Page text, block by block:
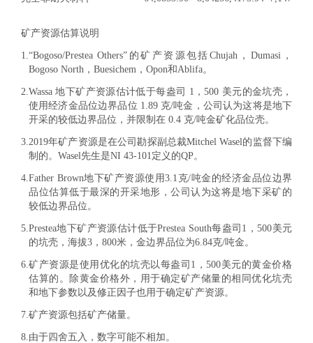
矿产资源估算说明
1. “Bogoso/Prestea Others”的矿产资源包括Chujah，Dumasi，
Bogoso North，Buesichem，Opon和Ablifa。
2. Wassa 地下矿产资源估计低于每盎司 1，500 美元的金坑壳，
使用经济金品位边界品位 1.89 克/吨金，公司认为这将是地下
开采的较低边界品位，并限制在 0.4 克/吨金矿化品位壳。
3. 2019年矿产资源是在公司勘探副总裁Mitchel Wasel的监督下编
制的。Wasel先生是NI 43-101定义的QP。
4. Father Brown地下矿产资源使用3.1克/吨金的经济金品位边界
品位估算低于最深的开采地形，公司认为这将是地下采矿的
较低边界品位。
5. Prestea地下矿产资源估计低于Prestea South每盎司1，500美元
的坑壳，海拔3，800米，金边界品位为6.84克/吨金。
6. 矿产资源是使用优化的坑壳以每盎司1，500美元的黄金价格
估算的。除黄金价格外，用于确定矿产储量的相同优化坑壳
和地下参数以及修正因子也用于确定矿产资源。
7. 矿产资源包括矿产储量。
8. 由于四舍五入，数字可能不相加。